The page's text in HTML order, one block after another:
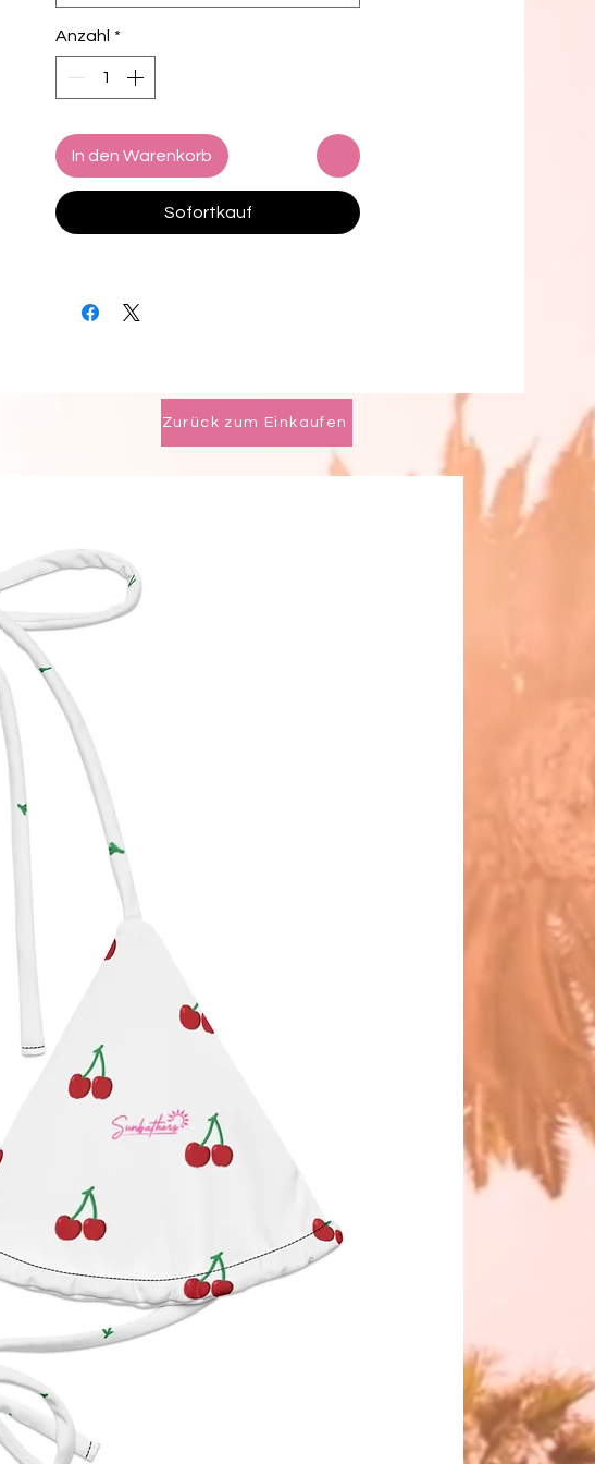
Anzahl *
In den Warenkorb
Sofortkauf
Zurück zum Einkaufen